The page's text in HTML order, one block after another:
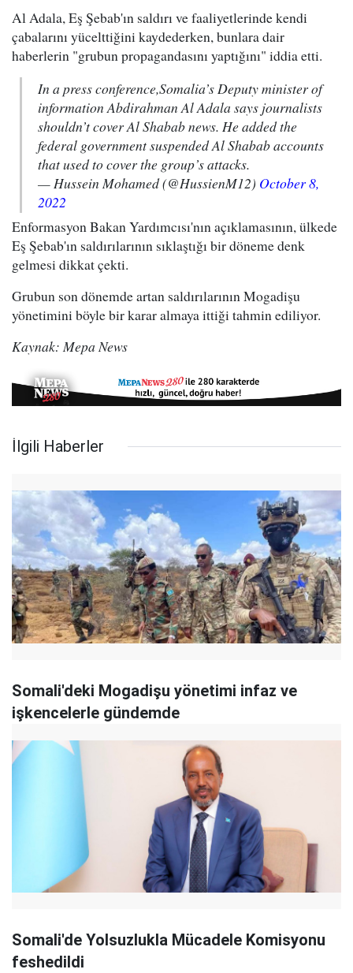
Al Adala, Eş Şebab'ın saldırı ve faaliyetlerinde kendi
çabalarını yücelttiğini kaydederken, bunlara dair
haberlerin "grubun propagandasını yaptığını" iddia etti.
In a press conference,Somalia’s Deputy minister of
information Abdirahman Al Adala says journalists
shouldn’t cover Al Shabab news. He added the
federal government suspended Al Shabab accounts
that used to cover the group’s attacks.
— Hussein Mohamed (@HussienM12) October 8,
2022
Enformasyon Bakan Yardımcısı'nın açıklamasının, ülkede
Eş Şebab'ın saldırılarının sıklaştığı bir döneme denk
gelmesi dikkat çekti.
Grubun son dönemde artan saldırılarının Mogadişu
yönetimini böyle bir karar almaya ittiği tahmin ediliyor.
Kaynak: Mepa News
İlgili Haberler
Somali'deki Mogadişu yönetimi infaz ve
işkencelerle gündemde
Somali'de Yolsuzlukla Mücadele Komisyonu
feshedildi